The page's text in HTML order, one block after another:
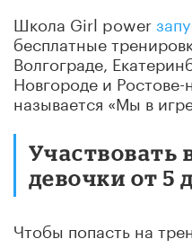
Школа Girl power
бесплатные
Волгограде,
Новгороде и
называется «Мы в
Участвовать
девочки от 5
Чтобы попасть на